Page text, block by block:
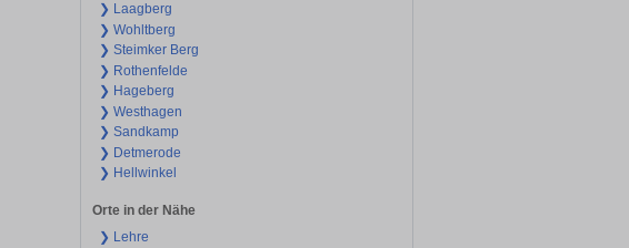
❯ Laagberg
❯ Wohltberg
❯ Steimker Berg
❯ Rothenfelde
❯ Hageberg
❯ Westhagen
❯ Sandkamp
❯ Detmerode
❯ Hellwinkel
Orte in der Nähe
❯ Lehre